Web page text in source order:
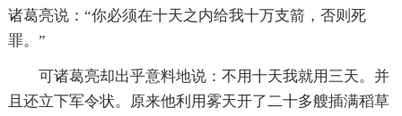
诸葛亮说：“你必须在十天之内给我十万支箭，否则死
罪。”
可诸葛亮却出乎意料地说：不用十天我就用三天。并
且还立下军令状。原来他利用雾天开了二十多艘插满稻草